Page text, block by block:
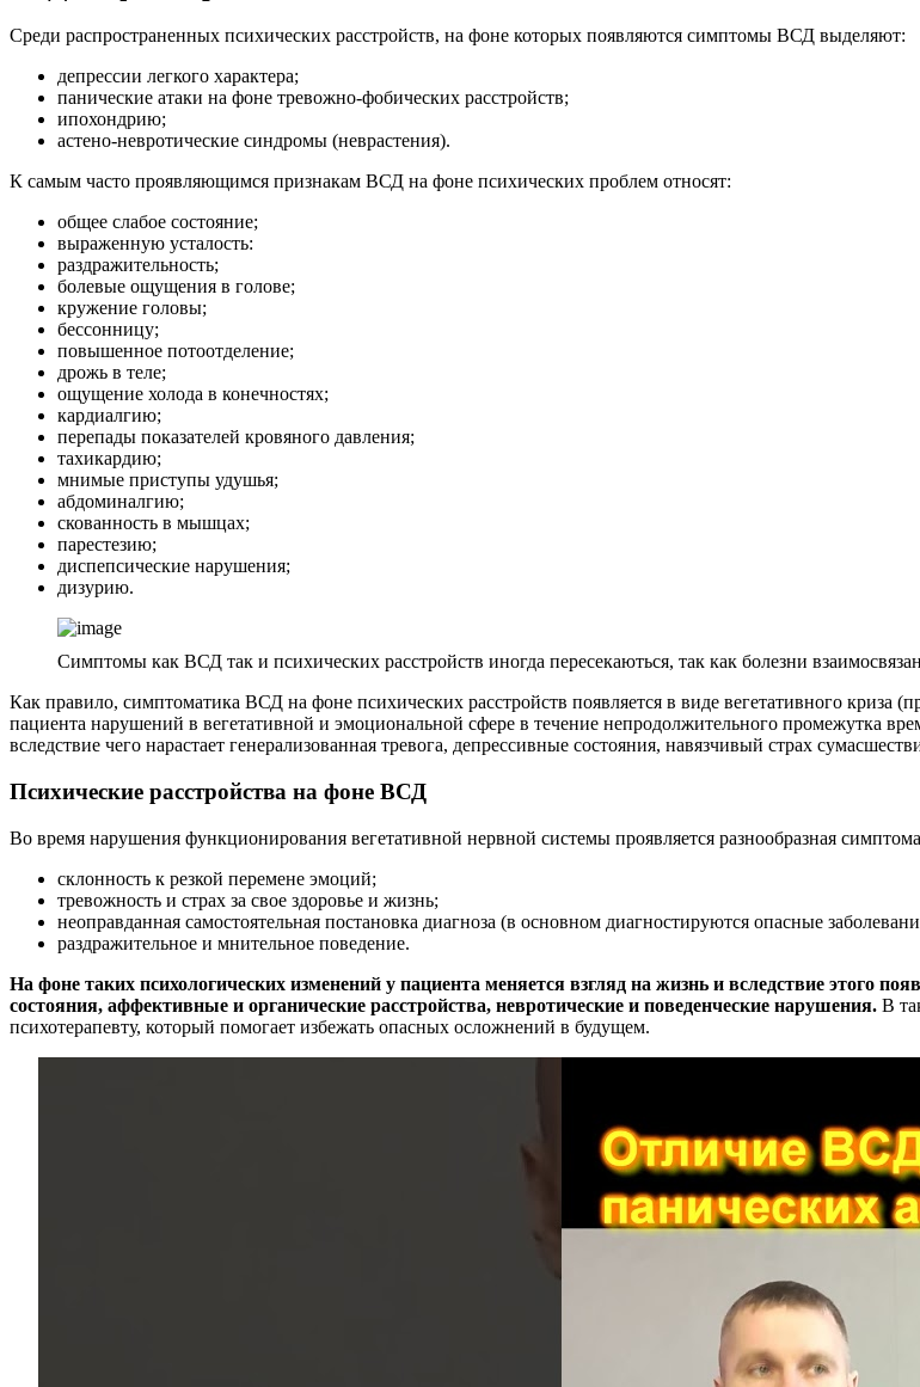
Среди распространенных психических расстройств, на фоне которых появляются симптомы ВСД выделяют:
депрессии легкого характера;
панические атаки на фоне тревожно-фобических расстройств;
ипохондрию;
астено-невротические синдромы (неврастения).
К самым часто проявляющимся признакам ВСД на фоне психических проблем относят:
общее слабое состояние;
выраженную усталость:
раздражительность;
болевые ощущения в голове;
кружение головы;
бессонницу;
повышенное потоотделение;
дрожь в теле;
ощущение холода в конечностях;
кардиалгию;
перепады показателей кровяного давления;
тахикардию;
мнимые приступы удушья;
абдоминалгию;
скованность в мышцах;
парестезию;
диспепсические нарушения;
дизурию.
Симптомы как ВСД так и психических расстройств иногда пересекаються, так как болезни
Как правило, симптоматика ВСД на фоне психических расстройств появляется в виде вегетативного криза
пациента нарушений в вегетативной и эмоциональной сфере в течение непродолжительного промежутка
вследствие чего нарастает генерализованная тревога, депрессивные состояния, навязчивый страх
Психические расстройства на фоне ВСД
Во время нарушения функционирования вегетативной нервной системы проявляется разнообразная
склонность к резкой перемене эмоций;
тревожность и страх за свое здоровье и жизнь;
неоправданная самостоятельная постановка диагноза (в основном диагностируются опасные
раздражительное и мнительное поведение.
На фоне таких психологических изменений у пациента меняется взгляд на жизнь и вследствие этого
состояния, аффективные и органические расстройства, невротические и поведенческие нарушения. В
психотерапевту, который помогает избежать опасных осложнений в будущем.